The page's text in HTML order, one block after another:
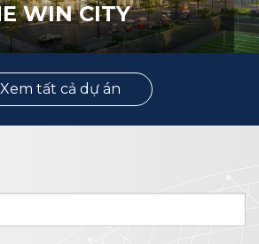
WIN CITY
Xem tất cả dự án